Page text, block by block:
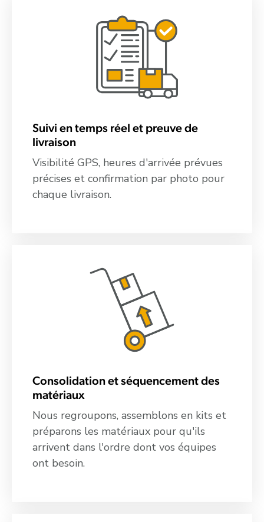
Suivi en temps réel et preuve de
livraison
Visibilité GPS, heures d'arrivée prévues
précises et confirmation par photo pour
chaque livraison.
Consolidation et séquencement des
matériaux
Nous regroupons, assemblons en kits et
préparons les matériaux pour qu'ils
arrivent dans l'ordre dont vos équipes
ont besoin.